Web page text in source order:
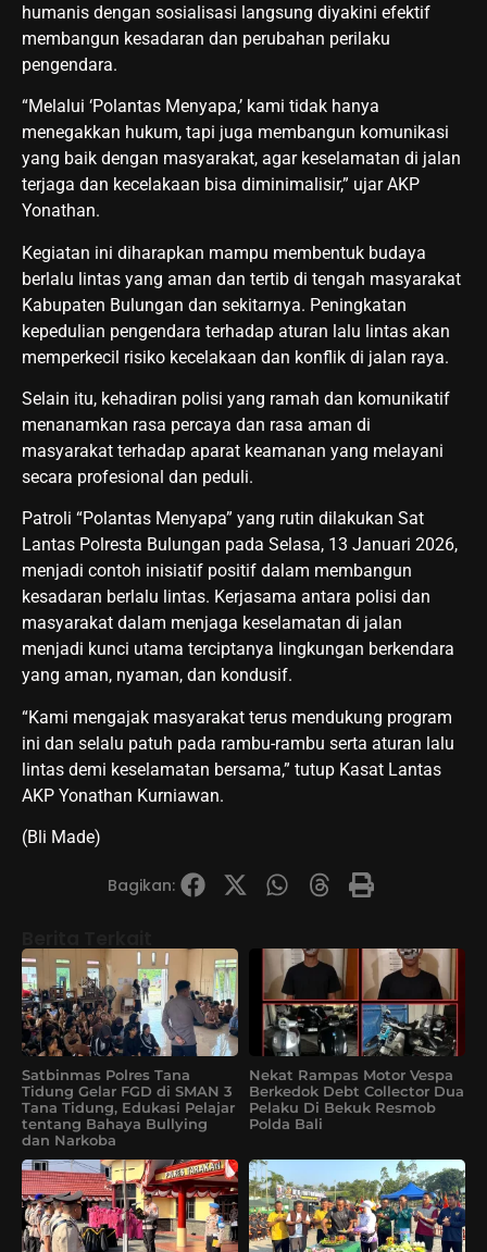
humanis dengan sosialisasi langsung diyakini efektif
membangun kesadaran dan perubahan perilaku
pengendara.
“Melalui ‘Polantas Menyapa,’ kami tidak hanya
menegakkan hukum, tapi juga membangun komunikasi
yang baik dengan masyarakat, agar keselamatan di jalan
terjaga dan kecelakaan bisa diminimalisir,” ujar AKP
Yonathan.
Kegiatan ini diharapkan mampu membentuk budaya
berlalu lintas yang aman dan tertib di tengah masyarakat
Kabupaten Bulungan dan sekitarnya. Peningkatan
kepedulian pengendara terhadap aturan lalu lintas akan
memperkecil risiko kecelakaan dan konflik di jalan raya.
Selain itu, kehadiran polisi yang ramah dan komunikatif
menanamkan rasa percaya dan rasa aman di
masyarakat terhadap aparat keamanan yang melayani
secara profesional dan peduli.
Patroli “Polantas Menyapa” yang rutin dilakukan Sat
Lantas Polresta Bulungan pada Selasa, 13 Januari 2026,
menjadi contoh inisiatif positif dalam membangun
kesadaran berlalu lintas. Kerjasama antara polisi dan
masyarakat dalam menjaga keselamatan di jalan
menjadi kunci utama terciptanya lingkungan berkendara
yang aman, nyaman, dan kondusif.
“Kami mengajak masyarakat terus mendukung program
ini dan selalu patuh pada rambu-rambu serta aturan lalu
lintas demi keselamatan bersama,” tutup Kasat Lantas
AKP Yonathan Kurniawan.
(Bli Made)
Bagikan:
Satbinmas Polres Tana
Tidung Gelar FGD di SMAN 3
Tana Tidung, Edukasi Pelajar
tentang Bahaya Bullying
dan Narkoba
Nekat Rampas Motor Vespa
Berkedok Debt Collector Dua
Pelaku Di Bekuk Resmob
Polda Bali